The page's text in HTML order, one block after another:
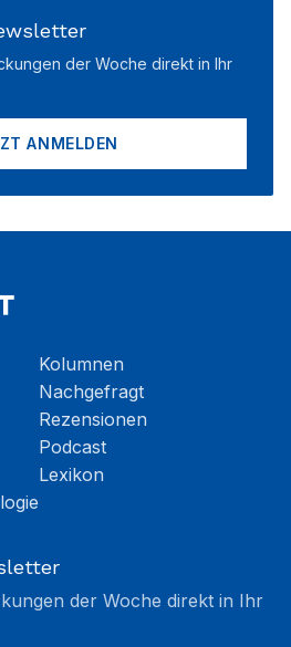
der Woche direkt in Ihr
ANMELDEN
Kolumnen
Nachgefragt
Rezensionen
Podcast
Lexikon
der Woche direkt in Ihr